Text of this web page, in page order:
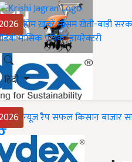
होमख़बरेंमौसमखेती-बाड़ी
मासिक पत्रिकाडायरेक्टरी
हिंदी
न्यूज़ रैपसफल किसानबाजार